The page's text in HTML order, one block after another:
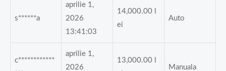
s******a
aprilie 1,
2026
13:41:03
14,000.00
ei
Auto
c************
aprilie 1,
2026
13,000.00
Manuala